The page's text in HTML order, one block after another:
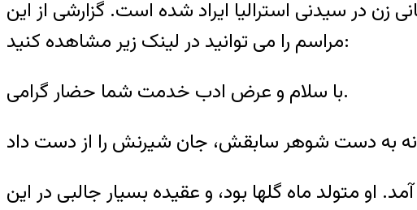
در سیدنی استرالیا ایراد شده است. گزارشی از این
مراسم را می توانید در لینک زیر مشاهده کنید:
با سلام و عرض ادب خدمت شما حضار گرامی.
رو و دوست داشتنی. او در سال 1990 در ایران به دنیا آمد. او متولد ماه گلها بود، و عقیده بسیار جالبی در این